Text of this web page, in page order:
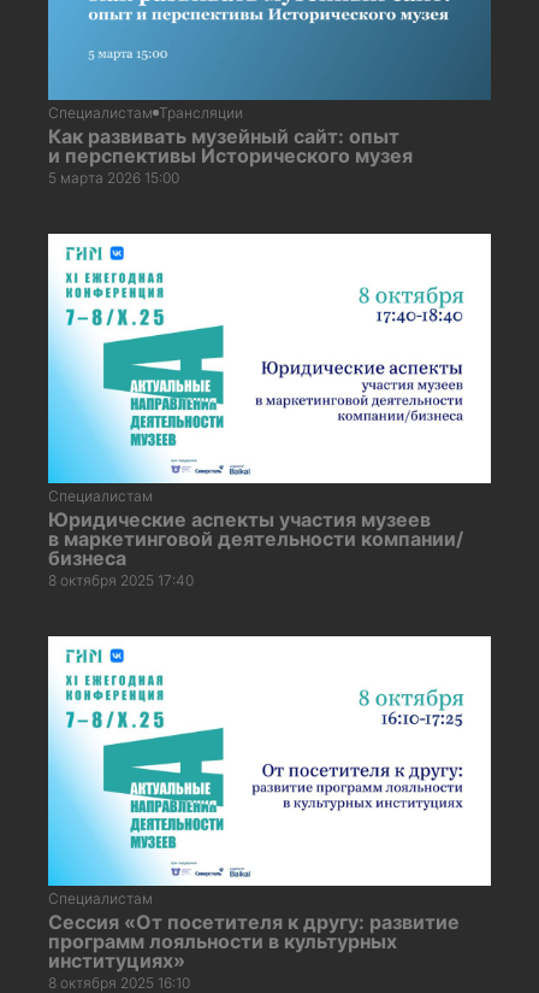
Специалистам Трансляции
Как развивать музейный сайт: опыт
и перспективы Исторического музея
5 марта 2026 15:00
Специалистам
Юридические аспекты участия музеев
в маркетинговой деятельности компании/
бизнеса
8 октября 2025 17:40
Специалистам
Сессия «От посетителя к другу: развитие
программ лояльности в культурных
институциях»
8 октября 2025 16:10